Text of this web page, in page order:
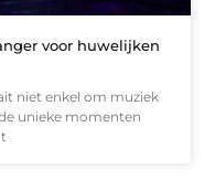
voor huwelijken
niet enkel om muziek
unieke momenten